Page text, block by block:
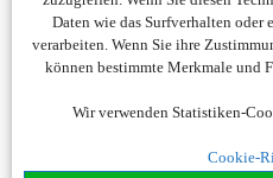
Daten wie das Surfverhalten oder
verarbeiten. Wenn Sie ihre
können bestimmte Merkmale und
Wir verwenden Statistiken-
Cookie-